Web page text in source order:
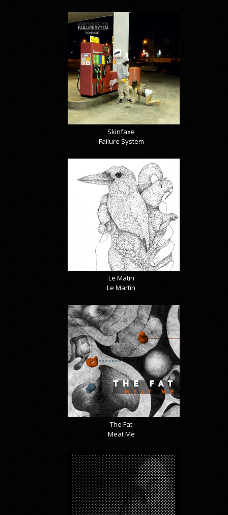
Skinfaxe
Failure System
Le Matin
Le Martin
The Fat
Meat Me